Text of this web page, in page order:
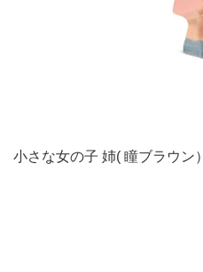
小さな女の子 姉( 瞳ブラウン）